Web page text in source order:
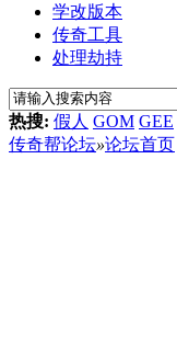
学改版本
传奇工具
处理劫持
热搜: 假人 GOM GEE
传奇帮论坛»论坛首页